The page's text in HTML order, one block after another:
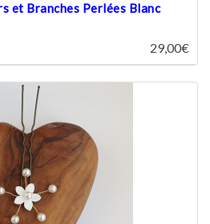
et Branches Perlées Blanc
29,00€